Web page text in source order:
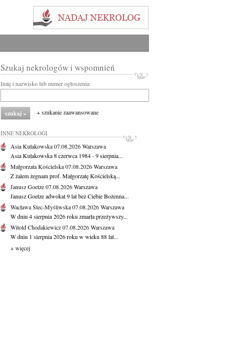
Szukaj nekrologów i wspomnień
Imię i nazwisko lub numer ogłoszenia:
+ szukanie zaawansowane
INNE NEKROLOGI
Asia Kułakowska07.08.2026Warszawa
Asia Kułakowska 8 czerwca 1984 - 9 sierpnia...
Małgorzata Kościelska07.08.2026Warszawa
Z żalem żegnam prof. Małgorzatę Kościelską...
Janusz Goetze07.08.2026Warszawa
Janusz Goetze adwokat 9 lat bez Ciebie Bożenna...
Wacława Stec-Myśliwska07.08.2026Warszawa
W dniu 4 sierpnia 2026 roku zmarła przeżywszy...
Witold Chodakiewicz07.08.2026Warszawa
W dniu 1 sierpnia 2026 roku w wieku 88 lat...
+ więcej